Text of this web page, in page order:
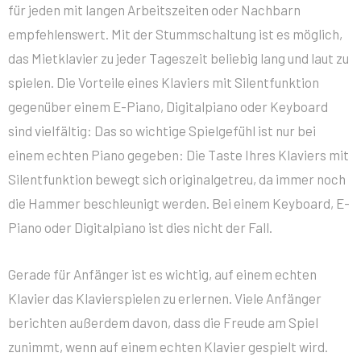
für jeden mit langen Arbeitszeiten oder Nachbarn
empfehlenswert. Mit der Stummschaltung ist es möglich,
das Mietklavier zu jeder Tageszeit beliebig lang und laut zu
spielen. Die Vorteile eines Klaviers mit Silentfunktion
gegenüber einem E-Piano, Digitalpiano oder Keyboard
sind vielfältig: Das so wichtige Spielgefühl ist nur bei
einem echten Piano gegeben: Die Taste Ihres Klaviers mit
Silentfunktion bewegt sich originalgetreu, da immer noch
die Hammer beschleunigt werden. Bei einem Keyboard, E-
Piano oder Digitalpiano ist dies nicht der Fall.
Gerade für Anfänger ist es wichtig, auf einem echten
Klavier das Klavierspielen zu erlernen. Viele Anfänger
berichten außerdem davon, dass die Freude am Spiel
zunimmt, wenn auf einem echten Klavier gespielt wird.